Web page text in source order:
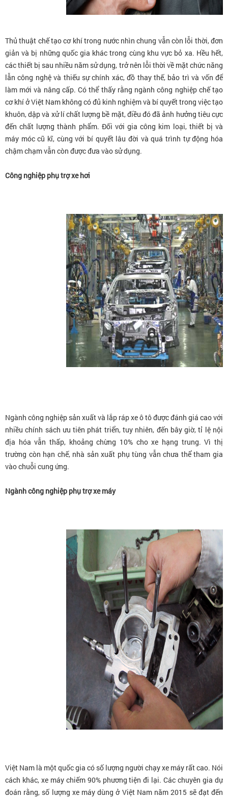
Thủ thuật chế tạo cơ khí trong nước nhìn chung vẫn còn lỗi thời, đơn
giản và bị những quốc gia khác trong cùng khu vực bỏ xa. Hều hết,
các thiết bị sau nhiều năm sử dụng, trở nên lỗi thời về mặt chức năng
lẫn công nghệ và thiếu sự chính xác, đồ thay thế, bảo trì và vốn để
làm mới và nâng cấp. Có thể thấy rằng ngành công nghiệp chế tạo
cơ khí ở Việt Nam không có đủ kinh nghiệm và bí quyết trong việc tạo
khuôn, dập và xử lí chất lượng bề mặt, điều đó đã ảnh hưởng tiêu cực
đến chất lượng thành phẩm. Đối với gia công kim loại, thiết bị và
máy móc cũ kĩ, cùng với bí quyết lâu đời và quá trình tự động hóa
chậm chạm vẫn còn được đưa vào sử dụng.
Công nghiệp phụ trợ xe hơi
Ngành công nghiệp sản xuất và lắp ráp xe ô tô được đánh giá cao với
nhiều chính sách ưu tiên phát triển, tuy nhiên, đến bây giờ, tỉ lệ nội
địa hóa vẫn thấp, khoảng chừng 10% cho xe hạng trung. Vì thị
trường còn hạn chế, nhà sản xuất phụ tùng vẫn chưa thể tham gia
vào chuỗi cung ứng.
Ngành công nghiệp phụ trợ xe máy
Việt Nam là một quốc gia có số lượng người chạy xe máy rất cao. Nói
cách khác, xe máy chiếm 90% phương tiện đi lại. Các chuyên gia dự
đoán rằng, số lượng xe máy dùng ở Việt Nam năm 2015 sẽ đạt đến